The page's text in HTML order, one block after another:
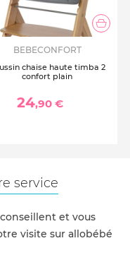
BEBECONFORT
chaise haute timba 2
confort plain
24,90 €
service
et vous
visite sur allobébé